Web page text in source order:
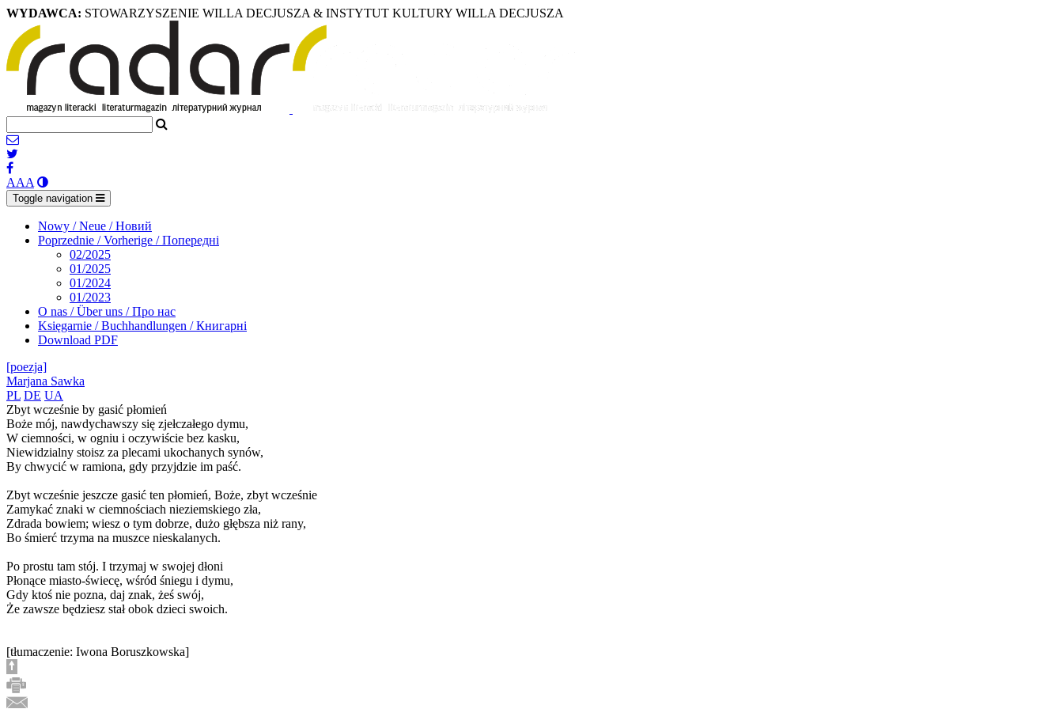
WYDAWCA: STOWARZYSZENIE WILLA DECJUSZA & INSTYTUT KULTURY WILLA DECJUSZA
AAA
Toggle navigation
Nowy / Neue / Новий
Poprzednie / Vorherige / Попередні
02/2025
01/2025
01/2024
01/2023
O nas / Über uns / Про нас
Księgarnie / Buchhandlungen / Книгарні
Download PDF
[poezja]
Marjana Sawka
PL DE UA
Zbyt wcześnie by gasić płomień
Boże mój, nawdychawszy się zjełczałego dymu,
W ciemności, w ogniu i oczywiście bez kasku,
Niewidzialny stoisz za plecami ukochanych synów,
By chwycić w ramiona, gdy przyjdzie im paść.
Zbyt wcześnie jeszcze gasić ten płomień, Boże, zbyt wcześnie
Zamykać znaki w ciemnościach nieziemskiego zła,
Zdrada bowiem; wiesz o tym dobrze, dużo głębsza niż rany,
Bo śmierć trzyma na muszce nieskalanych.
Po prostu tam stój. I trzymaj w swojej dłoni
Płonące miasto-świecę, wśród śniegu i dymu,
Gdy ktoś nie pozna, daj znak, żeś swój,
Że zawsze będziesz stał obok dzieci swoich.
[tłumaczenie: Iwona Boruszkowska]